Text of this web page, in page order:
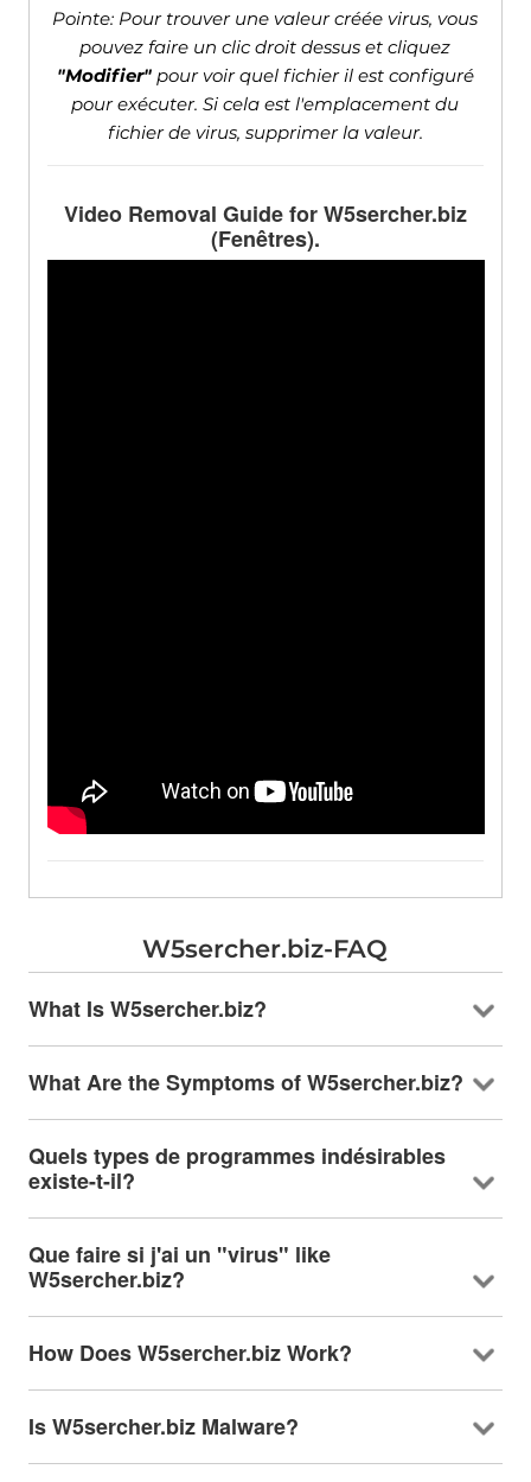
Pointe: Pour trouver une valeur créée virus, vous
pouvez faire un clic droit dessus et cliquez
"Modifier"pour voir quel fichier il est configuré
pour exécuter. Si cela est l'emplacement du
fichier de virus, supprimer la valeur.
Video Removal Guide for W5sercher.biz
(Fenêtres).
W5sercher.biz-FAQ
What Is W5sercher.biz?
What Are the Symptoms of W5sercher.biz?
Quels types de programmes indésirables
existe-t-il?
Que faire si j'ai un "virus" like
W5sercher.biz?
How Does W5sercher.biz Work?
Is W5sercher.biz Malware?